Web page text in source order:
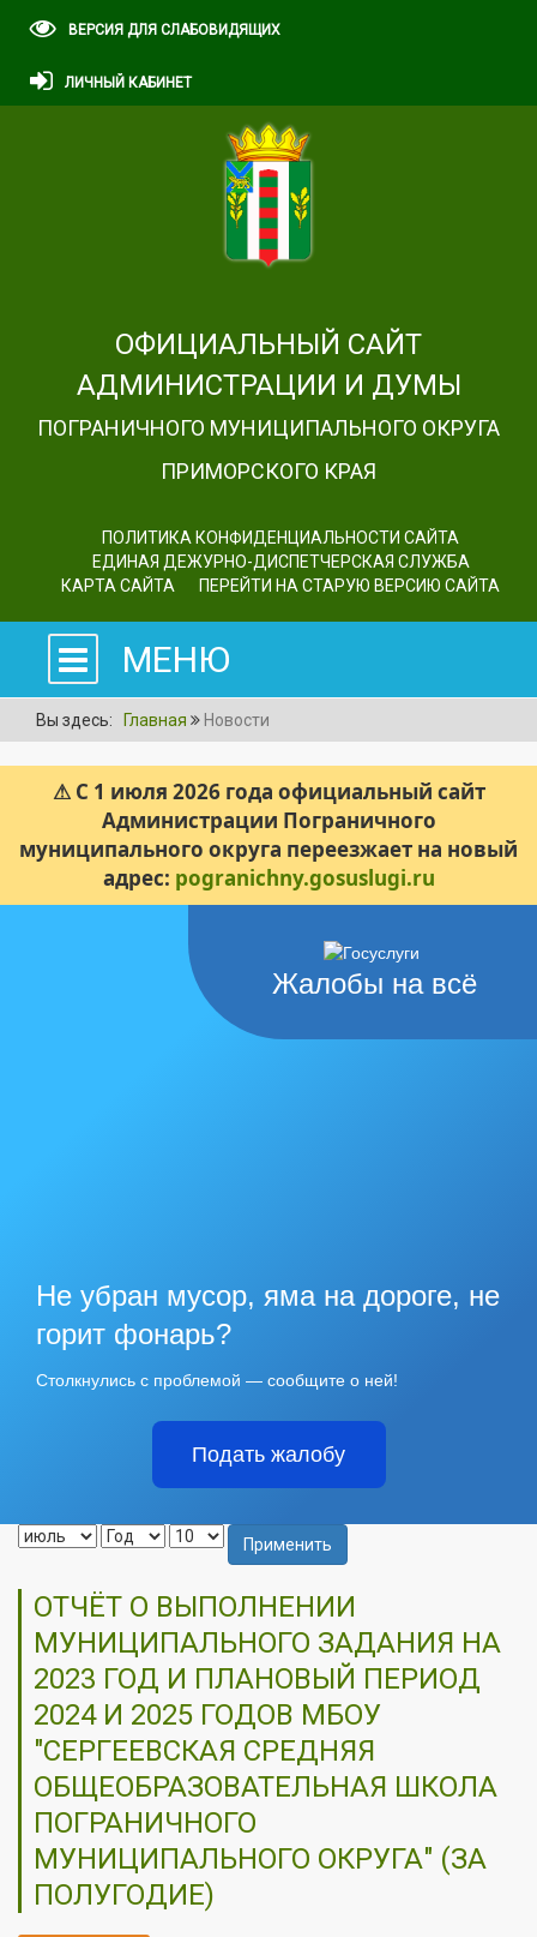
ВЕРСИЯ ДЛЯ СЛАБОВИДЯЩИХ
ЛИЧНЫЙ КАБИНЕТ
ОФИЦИАЛЬНЫЙ САЙТ
АДМИНИСТРАЦИИ И ДУМЫ
ПОГРАНИЧНОГО МУНИЦИПАЛЬНОГО ОКРУГА
ПРИМОРСКОГО КРАЯ
ПОЛИТИКА КОНФИДЕНЦИАЛЬНОСТИ САЙТА
ЕДИНАЯ ДЕЖУРНО-ДИСПЕТЧЕРСКАЯ СЛУЖБА
КАРТА САЙТА
ПЕРЕЙТИ НА СТАРУЮ ВЕРСИЮ САЙТА
МЕНЮ
Вы здесь: Главная Новости
⚠ С 1 июля 2026 года официальный сайт
Администрации Пограничного
муниципального округа переезжает на новый
адрес: pogranichny.gosuslugi.ru
Жалобы на всё
Не убран мусор, яма на дороге, не
горит фонарь?
Столкнулись с проблемой — сообщите о ней!
Подать жалобу
Применить
ОТЧЁТ О ВЫПОЛНЕНИИ
МУНИЦИПАЛЬНОГО ЗАДАНИЯ НА
2023 ГОД И ПЛАНОВЫЙ ПЕРИОД
2024 И 2025 ГОДОВ МБОУ
"СЕРГЕЕВСКАЯ СРЕДНЯЯ
ОБЩЕОБРАЗОВАТЕЛЬНАЯ ШКОЛА
ПОГРАНИЧНОГО
МУНИЦИПАЛЬНОГО ОКРУГА" (ЗА
ПОЛУГОДИЕ)